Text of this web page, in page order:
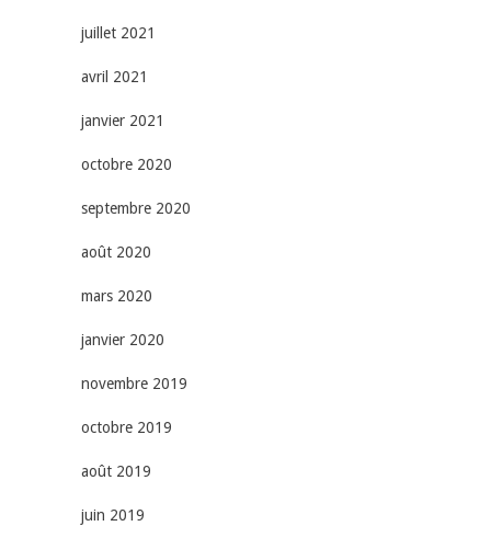
juillet 2021
avril 2021
janvier 2021
octobre 2020
septembre 2020
août 2020
mars 2020
janvier 2020
novembre 2019
octobre 2019
août 2019
juin 2019